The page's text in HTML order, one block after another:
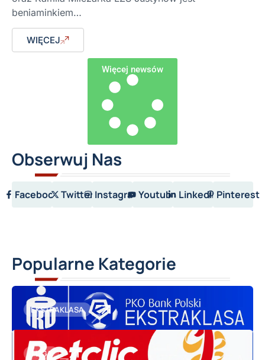
beniaminkiem…
WIĘCEJ
Więcej newsów
Obserwuj Nas
FacebookTwitter InstagramYoutube LinkedInPinterest
Popularne Kategorie
EKSTRAKLASA
1 LIGA